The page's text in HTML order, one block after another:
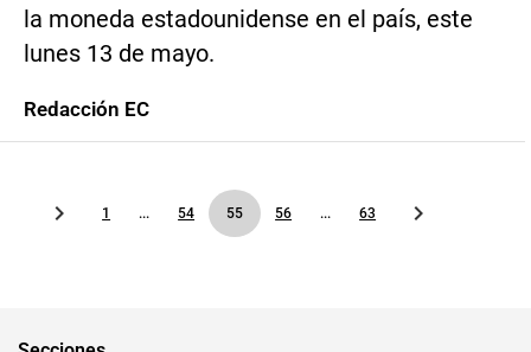
la moneda estadounidense en el país, este
lunes 13 de mayo.
Redacción EC
1 ... 54 55 56 ... 63